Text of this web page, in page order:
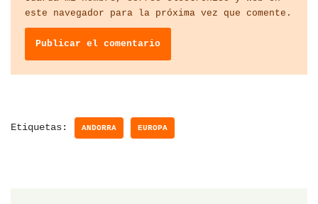
este navegador para la próxima vez que comente.
Etiquetas: ANDORRA EUROPA